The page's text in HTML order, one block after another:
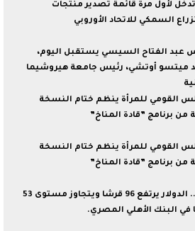
لأول مرة قائمة تصدير منتجات
السمكي للاتحاد الأوروبي
عبد الفتاح السيسي يستقبل اليوم،
ميتسو أوتشي، رئيس جامعة هيروشيما
القومي للمرأة ينظم ختام النسخة
من برنامج ”قادة المناخ”
القومي للمرأة ينظم ختام النسخة
من برنامج ”قادة المناخ”
عاجل.. الدولار يرتفع 96 قرشا ويتجاوز مستوى 53
في البنك الأهلي المصري.